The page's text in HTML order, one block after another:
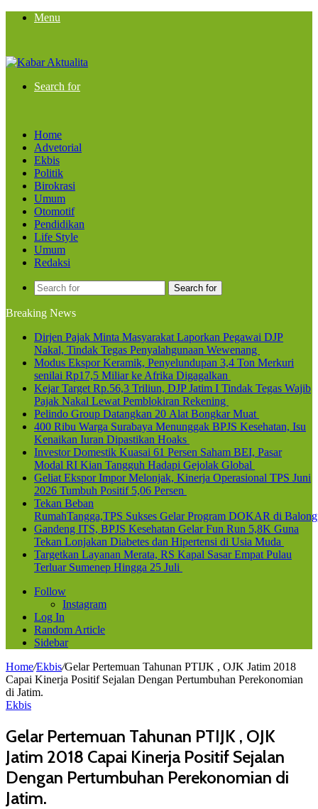
Menu
Search for
Home
Advetorial
Ekbis
Politik
Birokrasi
Umum
Otomotif
Pendidikan
Life Style
Umum
Redaksi
Search for
Breaking News
Dirjen Pajak Minta Masyarakat Laporkan Pegawai DJP
Nakal, Tindak Tegas Penyalahgunaan Wewenang
Modus Ekspor Keramik, Penyelundupan 3,4 Ton Merkuri
senilai Rp17,5 Miliar ke Afrika Digagalkan
Kejar Target Rp.56,3 Triliun, DJP Jatim I Tindak Tegas Wajib
Pajak Nakal Lewat Pemblokiran Rekening
Pelindo Group Datangkan 20 Alat Bongkar Muat
400 Ribu Warga Surabaya Menunggak BPJS Kesehatan, Isu
Kenaikan Iuran Dipastikan Hoaks
Investor Domestik Kuasai 61 Persen Saham BEI, Pasar
Modal RI Kian Tangguh Hadapi Gejolak Global
Geliat Ekspor Impor Melonjak, Kinerja Operasional TPS Juni
2026 Tumbuh Positif 5,06 Persen
Tekan Beban
RumahTangga,TPS Sukses Gelar Program DOKAR di
Gandeng ITS, BPJS Kesehatan Gelar Fun Run 5,8K Guna
Tekan Lonjakan Diabetes dan Hipertensi di Usia Muda
Targetkan Layanan Merata, RS Kapal Sasar Empat Pulau
Terluar Sumenep Hingga 25 Juli
Follow
Instagram
Log In
Random Article
Sidebar
Home/Ekbis/Gelar Pertemuan Tahunan PTIJK , OJK Jatim 2018
Capai Kinerja Positif Sejalan Dengan Pertumbuhan Perekonomian
di Jatim.
Ekbis
Gelar Pertemuan Tahunan PTIJK , OJK
Jatim 2018 Capai Kinerja Positif Sejalan
Dengan Pertumbuhan Perekonomian di
Jatim.